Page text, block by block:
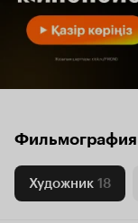
Фильмография
Художник 18